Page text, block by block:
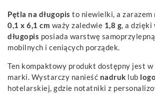
Pętla na długopis to niewielki, a
0,1 x 6,1 cm waży zaledwie 1,8 g, a dzięki
długopis posiada warstwę
mobilnych i ceniących porządek.
Ten kompaktowy produkt dostępny jest
marki. Wystarczy nanieść nadruk lub logo
hotelarskiej, gdzie notatniki z